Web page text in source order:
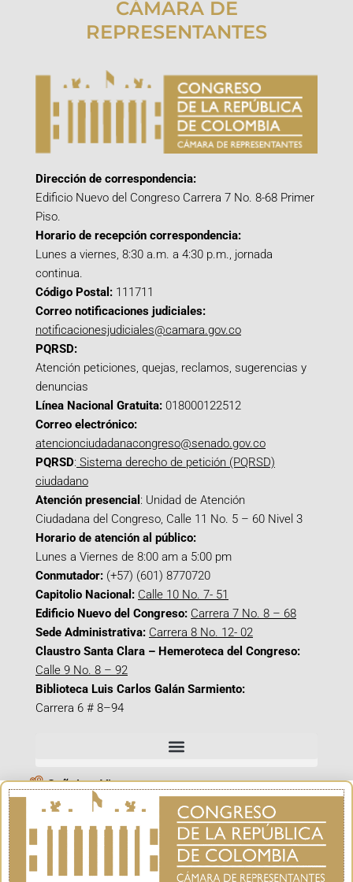
CÁMARA DE
REPRESENTANTES
Dirección de correspondencia:
Edificio Nuevo del Congreso Carrera 7 No. 8-68 Primer
Piso.
Horario de recepción correspondencia:
Lunes a viernes, 8:30 a.m. a 4:30 p.m., jornada
continua.
Código Postal: 111711
Correo notificaciones judiciales:
notificacionesjudiciales@camara.gov.co
PQRSD:
Atención peticiones, quejas, reclamos, sugerencias y
denuncias
Línea Nacional Gratuita: 018000122512
Correo electrónico:
atencionciudadanacongreso@senado.gov.co
PQRSD: Sistema derecho de petición (PQRSD)
ciudadano
Atención presencial : Unidad de Atención
Ciudadana del Congreso, Calle 11 No. 5 – 60 Nivel 3
Horario de atención al público:
Lunes a Viernes de 8:00 am a 5:00 pm
Conmutador: (+57) (601) 8770720
Capitolio Nacional: Calle 10 No. 7- 51
Edificio Nuevo del Congreso: Carrera 7 No. 8 – 68
Sede Administrativa: Carrera 8 No. 12- 02
Claustro Santa Clara – Hemeroteca del Congreso:
Calle 9 No. 8 – 92
Biblioteca Luis Carlos Galán Sarmiento:
Carrera 6 # 8–94
Señal en Vivo
Facebook_@CamaraColombia
Instagram_@CamaraColombia
X_@CamaraColombia